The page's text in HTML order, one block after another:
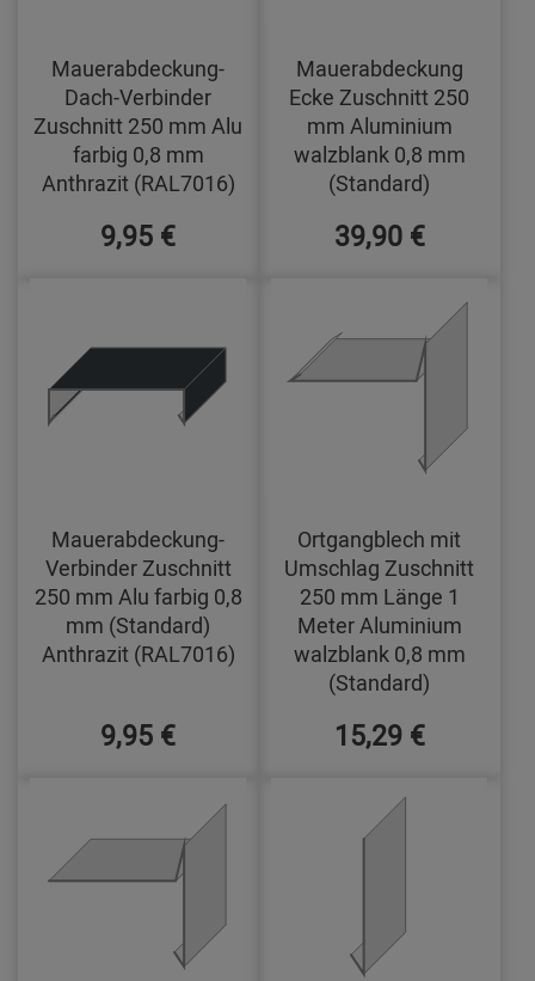
Mauerabdeckung-
Dach-Verbinder
Zuschnitt 250 mm Alu
farbig 0,8 mm
Anthrazit (RAL7016)
9,95 €
Mauerabdeckung
Ecke Zuschnitt 250
mm Aluminium
walzblank 0,8 mm
(Standard)
39,90 €
Mauerabdeckung-
Verbinder Zuschnitt
250 mm Alu farbig 0,8
mm (Standard)
Anthrazit (RAL7016)
9,95 €
Ortgangblech mit
Umschlag Zuschnitt
250 mm Länge 1
Meter Aluminium
walzblank 0,8 mm
(Standard)
15,29 €